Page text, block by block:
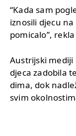
“Kada sam
iznosili djecu
pomicalo”,
Austrijski mediji
djeca zadobila
dima, dok
svim